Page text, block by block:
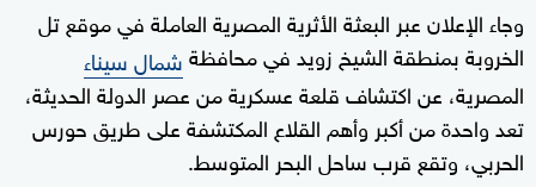
وجاء الإعلان عبر البعثة الأثرية المصرية العاملة في موقع تل
الخروبة بمنطقة الشيخ زويد في محافظةشمال سيناء
المصرية، عن اكتشاف قلعة عسكرية من عصر الدولة الحديثة،
تعد واحدة من أكبر وأهم القلاع المكتشفة على طريق حورس
الحربي، وتقع قرب ساحل البحر المتوسط.